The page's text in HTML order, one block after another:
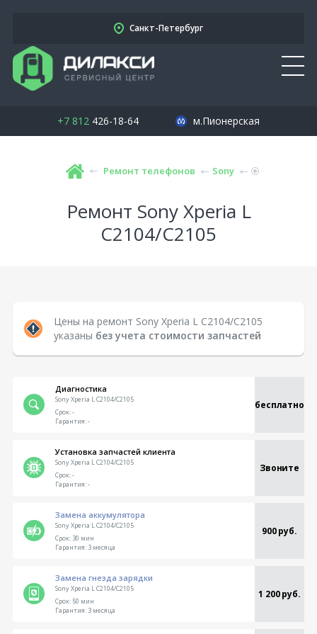
Санкт-Петербург
+7 812426-18-64 м.Пионерская
Ремонт телефонов Sony
Ремонт Sony Xperia L
C2104/C2105
Цены на ремонт Sony Xperia L C2104/C2105
указаны без учета стоимости запчастей
Диагностика
Sony Xperia L C2104/C2105 бесплатно
Срок:-
Гарантия:-
Установка запчастей клиента
Sony Xperia L C2104/C2105 Звоните
Срок:-
Гарантия:-
Замена аккумулятора
Sony Xperia L C2104/C2105 900 руб.
Срок:30 мин
Гарантия:3 месяца
Замена гнезда зарядки
Sony Xperia L C2104/C2105 1 200 руб.
Срок:50 мин
Гарантия:3 месяца